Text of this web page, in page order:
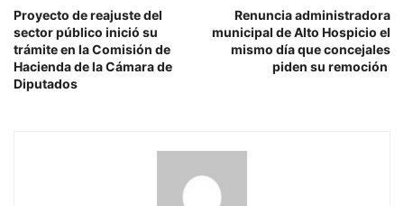
Proyecto de reajuste del
sector público inició su
trámite en la Comisión de
Hacienda de la Cámara de
Diputados
Renuncia administradora
municipal de Alto Hospicio el
mismo día que concejales
piden su remoción